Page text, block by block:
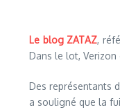
Le blog ZATAZ,
Dans le lot, Verizon
Des représentants
a souligné que la